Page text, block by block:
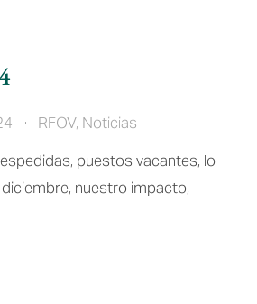
RFOV, Noticias
puestos vacantes, lo
nuestro impacto,